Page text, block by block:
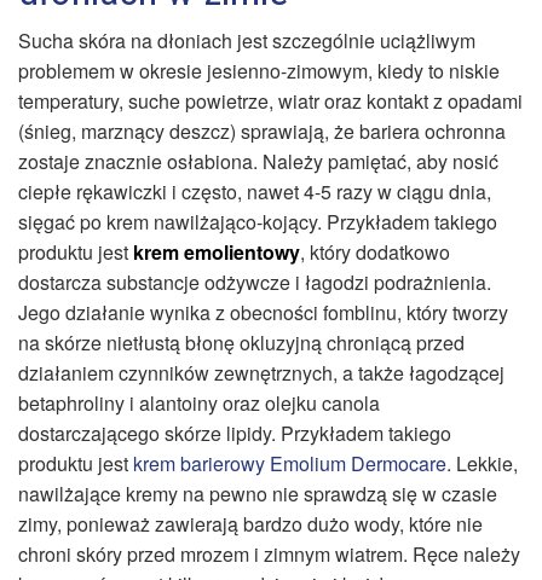
Sucha skóra na dłoniach jest szczególnie uciążliwym
problemem w okresie jesienno-zimowym, kiedy to niskie
temperatury, suche powietrze, wiatr oraz kontakt z opadami
(śnieg, marznący deszcz) sprawiają, że bariera ochronna
zostaje znacznie osłabiona. Należy pamiętać, aby nosić
ciepłe rękawiczki i często, nawet 4-5 razy w ciągu dnia,
sięgać po krem nawilżająco-kojący. Przykładem takiego
produktu jest krem emolientowy, który dodatkowo
dostarcza substancje odżywcze i łagodzi podrażnienia.
Jego działanie wynika z obecności fomblinu, który tworzy
na skórze nietłustą błonę okluzyjną chroniącą przed
działaniem czynników zewnętrznych, a także łagodzącej
betaphroliny i alantoiny oraz olejku canola
dostarczającego skórze lipidy. Przykładem takiego
produktu jest krem barierowy Emolium Dermocare. Lekkie,
nawilżające kremy na pewno nie sprawdzą się w czasie
zimy, ponieważ zawierają bardzo dużo wody, które nie
chroni skóry przed mrozem i zimnym wiatrem. Ręce należy